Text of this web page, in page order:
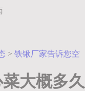
> 铁锹厂家告诉您空
大概多久